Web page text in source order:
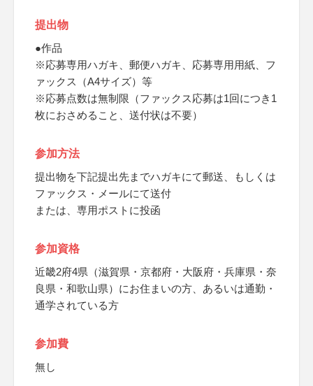
提出物
●作品
※応募専用ハガキ、郵便ハガキ、応募専用用紙、フ
ァックス（A4サイズ）等
※応募点数は無制限（ファックス応募は1回につき1
枚におさめること、送付状は不要）
参加方法
提出物を下記提出先までハガキにて郵送、もしくは
ファックス・メールにて送付
または、専用ポストに投函
参加資格
近畿2府4県（滋賀県・京都府・大阪府・兵庫県・奈
良県・和歌山県）にお住まいの方、あるいは通勤・
通学されている方
参加費
無し